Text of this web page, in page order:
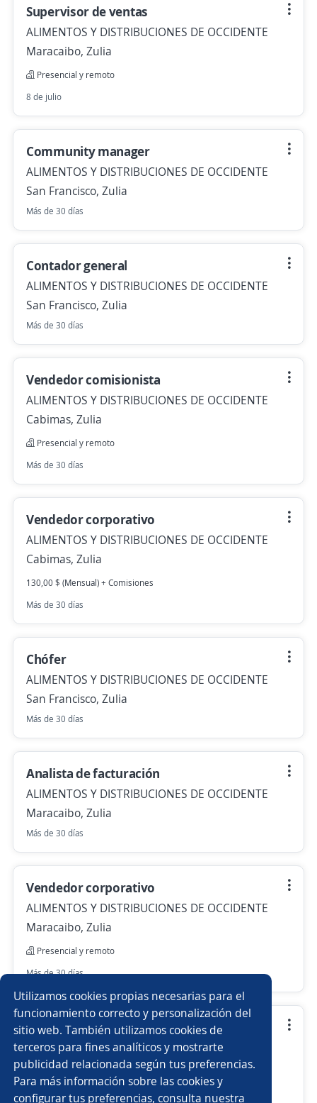
Utilizamos cookies propias necesarias para el
funcionamiento correcto y personalización del
sitio web. También utilizamos cookies de
terceros para fines analíticos y mostrarte
publicidad relacionada según tus preferencias.
Para más información sobre las cookies y
configurar tus preferencias, consulta nuestra
Supervisor de ventas
ALIMENTOS Y DISTRIBUCIONES DE OCCIDENTE
Maracaibo, Zulia
Presencial y remoto
8 de julio
Community manager
ALIMENTOS Y DISTRIBUCIONES DE OCCIDENTE
San Francisco, Zulia
Más de 30 días
Contador general
ALIMENTOS Y DISTRIBUCIONES DE OCCIDENTE
San Francisco, Zulia
Más de 30 días
Vendedor comisionista
ALIMENTOS Y DISTRIBUCIONES DE OCCIDENTE
Cabimas, Zulia
Presencial y remoto
Más de 30 días
Vendedor corporativo
ALIMENTOS Y DISTRIBUCIONES DE OCCIDENTE
Cabimas, Zulia
130,00 $ (Mensual) + Comisiones
Más de 30 días
Chófer
ALIMENTOS Y DISTRIBUCIONES DE OCCIDENTE
San Francisco, Zulia
Más de 30 días
Analista de facturación
ALIMENTOS Y DISTRIBUCIONES DE OCCIDENTE
Maracaibo, Zulia
Más de 30 días
Vendedor corporativo
ALIMENTOS Y DISTRIBUCIONES DE OCCIDENTE
Maracaibo, Zulia
Presencial y remoto
Más de 30 días
Almacenista
ALIMENTOS Y DISTRIBUCIONES DE OCCIDENTE
San Francisco, Zulia